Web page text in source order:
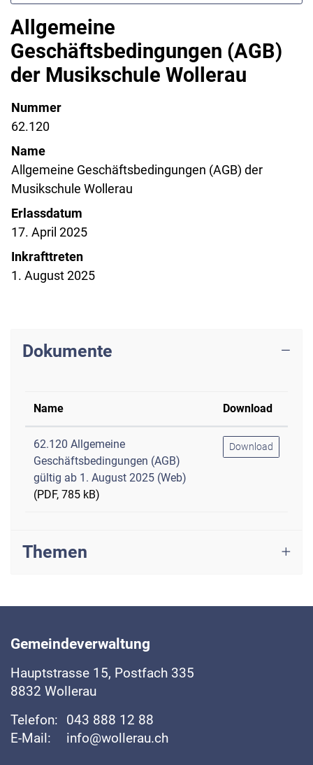
Allgemeine
Geschäftsbedingungen (AGB)
der Musikschule Wollerau
Nummer
62.120
Name
Allgemeine Geschäftsbedingungen (AGB) der
Musikschule Wollerau
Erlassdatum
17. April 2025
Inkrafttreten
1. August 2025
Dokumente
Name Download
62.120 Allgemeine
Geschäftsbedingungen (AGB)
gültig ab 1. August 2025 (Web)
(PDF, 785 kB)
Download
Themen
Gemeindeverwaltung
Hauptstrasse 15, Postfach 335
8832 Wollerau
Telefon:
043 888 12 88
E-Mail:
info@wollerau.ch